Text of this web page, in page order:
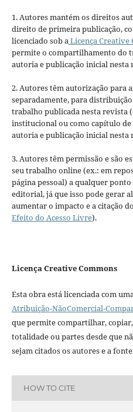
1. Autores mantém os direitos
direito de primeira publicação,
licenciado sob aLicença
permite o compartilhamento do
autoria e publicação inicial nesta
2. Autores têm autorização para
separadamente, para
trabalho publicada nesta revista
institucional ou como capítulo
autoria e publicação inicial nesta
3. Autores têm permissão e são
seu trabalho online (ex.: em
página pessoal) a qualquer
editorial, já que isso pode gerar
aumentar o impacto e a citação
Efeito do Acesso Livre).
Licença Creative Commons
Esta obra está licenciada com
Atribuição-NãoComercial-
que permite compartilhar,
totalidade ou partes desde que
sejam citados os autores e a
HOW TO CITE